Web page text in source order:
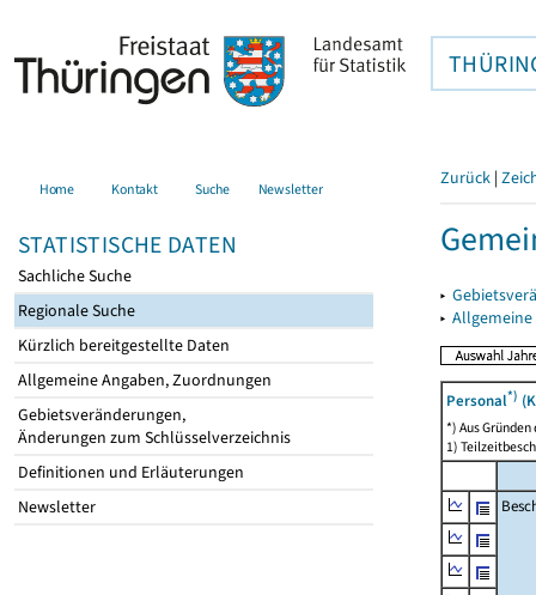
Home Kontakt Suche Newsletter
STATISTISCHE DATEN
Sachliche Suche
Regionale Suche
Kürzlich bereitgestellte Daten
Allgemeine Angaben, Zuordnungen
Gebietsveränderungen,
Änderungen zum Schlüsselverzeichnis
Definitionen und Erläuterungen
Newsletter
Zurück |
▸
▸
Personal*)
*) Aus
1)